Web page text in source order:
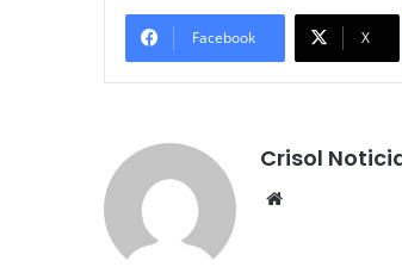
Facebook X
Crisol